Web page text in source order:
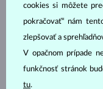
BIELE ZLATO
NA SKLADE
cookies si môžete
pokračovať“ nám
zlepšovať a
V opačnom prípade
funkčnosť stránok
tu.